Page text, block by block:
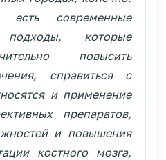
современные
подходы, которые
повысить
справиться с
и применение
препаратов,
и повышения
костного мозга,